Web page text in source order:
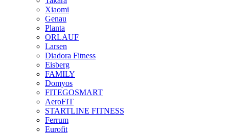
Xiaomi
Genau
Planta
ORLAUF
Larsen
Diadora Fitness
Eisberg
FAMILY
Domyos
FITEGOSMART
AeroFIT
STARTLINE FITNESS
Ferrum
Eurofit